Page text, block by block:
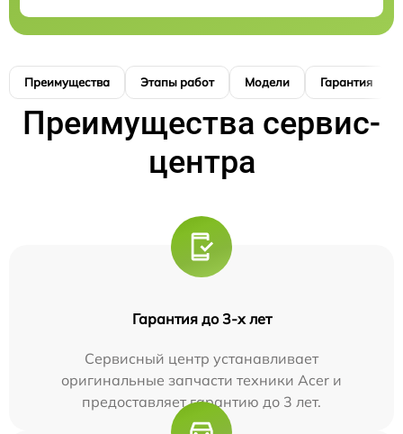
Преимущества Этапы работ Модели Гарантия
Преимущества сервис-
центра
Гарантия до 3-х лет
Сервисный центр устанавливает
оригинальные запчасти техники Acer и
предоставляет гарантию до 3 лет.